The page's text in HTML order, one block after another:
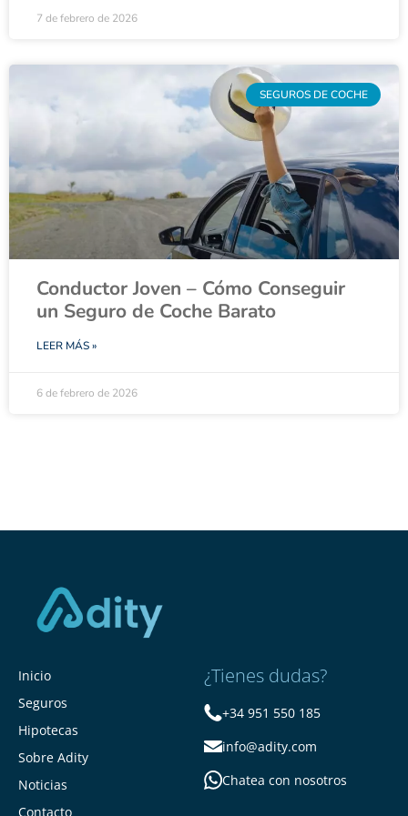
7 de febrero de 2026
SEGUROS DE COCHE
Conductor Joven – Cómo Conseguir
un Seguro de Coche Barato
LEER MÁS »
6 de febrero de 2026
Inicio
Seguros
Hipotecas
Sobre Adity
Noticias
Contacto
¿Tienes dudas?
+34 951 550 185
info@adity.com
Chatea con nosotros